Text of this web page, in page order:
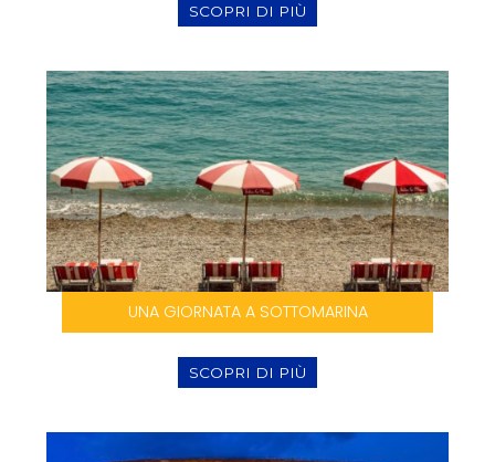
SCOPRI DI PIÙ
UNA GIORNATA A SOTTOMARINA
SCOPRI DI PIÙ